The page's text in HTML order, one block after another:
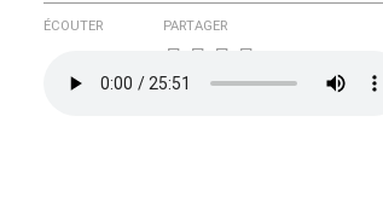
ÉCOUTER PARTAGER